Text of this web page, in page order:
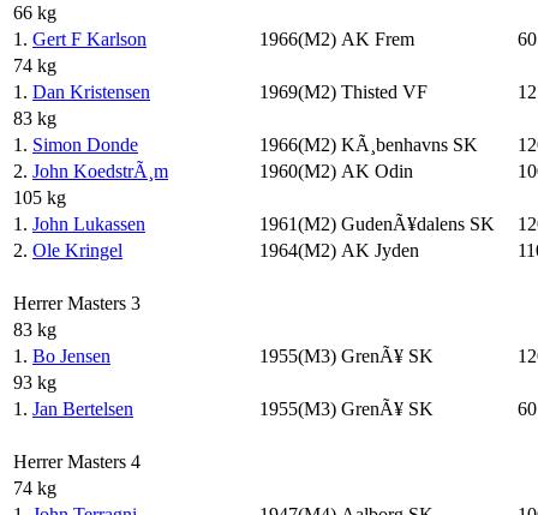
66 kg
1. Gert F Karlson 1966(M2) AK Frem
60
74 kg
1. Dan Kristensen 1969(M2) Thisted VF
83 kg
1. Simon Donde 1966(M2) KÃ¸benhavns SK
2. John KoedstrÃ¸m 1960(M2) AK Odin
105 kg
1. John Lukassen 1961(M2) GudenÃ¥dalens SK
2. Ole Kringel 1964(M2) AK Jyden
Herrer Masters 3
83 kg
1. Bo Jensen 1955(M3) GrenÃ¥ SK
93 kg
1. Jan Bertelsen 1955(M3) GrenÃ¥ SK 60
Herrer Masters 4
74 kg